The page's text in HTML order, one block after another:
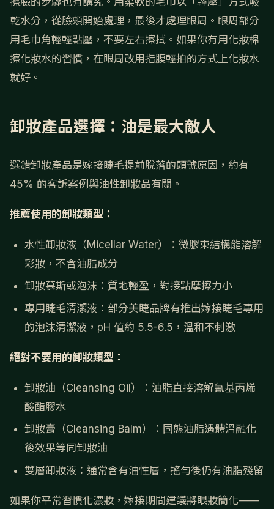
乾水分，從臉頰開始處理，最後才處理眼周。眼周部分
用毛巾角輕輕點壓，不要左右擦拭。如果你有用化妝棉
擦化妝水的習慣，在眼周改用指腹輕拍的方式上化妝水
就好。
卸妝產品選擇：油是最大敵人
選錯卸妝產品是嫁接睫毛提前脫落的頭號原因，約有
45% 的客訴案例與油性卸妝品有關。
推薦使用的卸妝類型：
水性卸妝液（Micellar Water）：微膠束結構能溶解
彩妝，不含油脂成分
卸妝慕斯或泡沫：質地輕盈，對接點摩擦力小
專用睫毛清潔液：部分美睫品牌有推出嫁接睫毛專用
的泡沫清潔液，pH 值約 5.5-6.5，溫和不刺激
絕對不要用的卸妝類型：
卸妝油（Cleansing Oil）：油脂直接溶解氰基丙烯
酸酯膠水
卸妝膏（Cleansing Balm）：固態油脂遇體溫融化
後效果等同卸妝油
雙層卸妝液：通常含有油性層，搖勻後仍有油脂殘留
如果你平常習慣化濃妝，嫁接期間建議將眼妝簡化——